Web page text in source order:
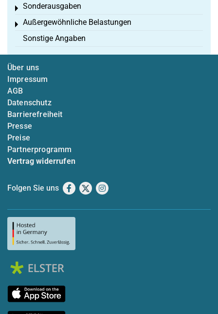
Sonderausgaben
Toggle menu
Außergewöhnliche Belastungen
Toggle menu
Sonstige Angaben
Über uns
Impressum
AGB
Datenschutz
Barrierefreiheit
Presse
Preise
Partnerprogramm
Vertrag widerrufen
Folgen Sie uns Facebook
X Instagram